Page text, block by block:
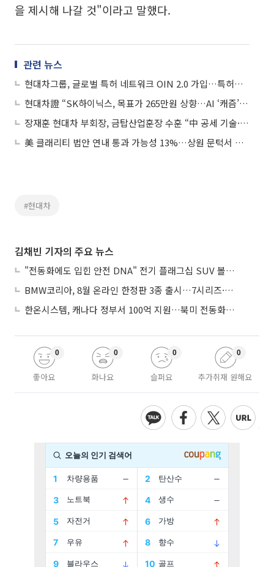
을 제시해 나갈 것"이라고 말했다.
관련 뉴스
현대차그룹, 글로벌 특허 네트워크 OIN 2.0 가입…특허분쟁 차단
현대차證 “SK하이닉스, 목표가 265만원 상향…AI ‘캐즘’ 우려 약해질 수도”
장재훈 현대차 부회장, 금탑산업훈장 수훈 “中 공세 기술·품질로 돌파”
美 클래리티 법안 연내 통과 가능성 13%…상원 문턱서 제동
#현대차
김채빈 기자의 주요 뉴스
"전동화에도 입힌 안전 DNA" 전기 플래그십 SUV 볼보 'EX90'
BMW코리아, 8월 온라인 한정판 3종 출시…7시리즈·X7·M340i 투어링
한온시스템, 캐나다 정부서 100억 지원…북미 전동화 시장 가속
좋아요
0
화나요
0
슬퍼요
0
추가취재 원해요
0